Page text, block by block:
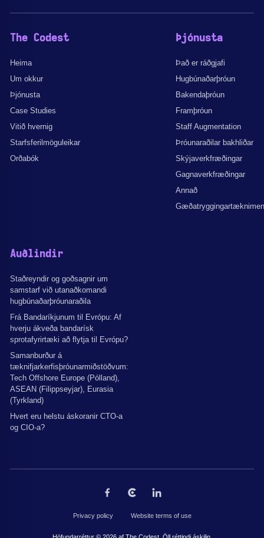
The Codest
Heima
Um okkur
Þjónusta
Case Studies
Vitið hvernig
Starfsferilmöguleikar
Orðabók
Þjónusta
Það er ráðgjafi
Hugbúnaðarþróun
Bakendaþróun
Framþróun
Staff Augmentation
Þróunaraðilar bakhliðar
Skýjaverkfræðingar
Gagnaverkfræðingar
Annað
Auðlindir
Staðreyndir og goðsagnir um
samstarf við utanaðkomandi
hugbúnaðarþróunaraðila
Frá Bandaríkjunum til Evrópu: Af
hverju ákveða bandarísk
sprotafyrirtæki að flytja til Evrópu?
Samanburður á
tæknifjarkerfisþróunarmiðstöðvum:
Tech Offshore Europe (Pólland),
ASEAN (Filippseyjar), Eurasia
(Tyrkland)
Hvert eru helstu áskoranir CTO-a
og CIO-a?
Privacy policy Website terms of use